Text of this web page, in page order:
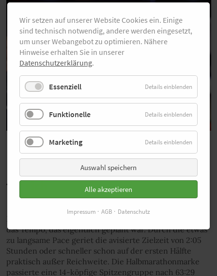
Fikre Tefera entscheidet Vierkampf
für sich
Die Spitzengruppe der Männer lief von Anfang an nicht
das Tempo, das eigentlich geplant war. Durch die etwas
zu langsame Pace geriet die avisierte Zielzeit von 2:05
Stunden oder schneller schon auf der ersten Hälfte
praktisch außer Reichweite. Die Halbmarathonmarke
passierte eine 14-köpfige Spitzengruppe nach 63:29
Wir setzen auf unserer Website Cookies ein. Einige
sind technisch notwendig, andere werden eingesetzt,
um unser Webangebot zu optimieren. Nähere
Hinweise erhalten Sie in unserer
Datenschutzerklärung.
Essenziell Details einblenden
Funktionelle Details einblenden
Marketing Details einblenden
Auswahl speichern
Alle akzeptieren
Impressum AGB Datenschutz